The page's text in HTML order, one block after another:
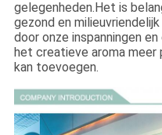
gelegenheden.Het is
gezond en
door onze inspanningen
het creatieve aroma
kan toevoegen.